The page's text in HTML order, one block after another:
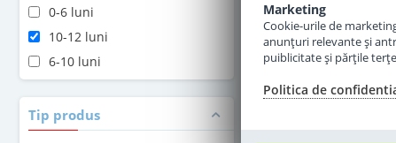
0-6 luni
10-12 luni
6-10 luni
Tip produs
Marketing
Cookie-urile de
anunţuri relevante şi
puiblicitate şi părţile
Politica de